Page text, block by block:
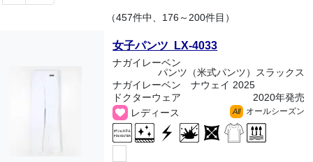
（457件中、176～200件目）
女子パンツ LX-4033
ナガイレーベン
パンツ（米式パンツ）スラックス
ナガイレーベン ナウェイ 2025
ドクターウェア
2020年発売
レディース
All オールシーズン